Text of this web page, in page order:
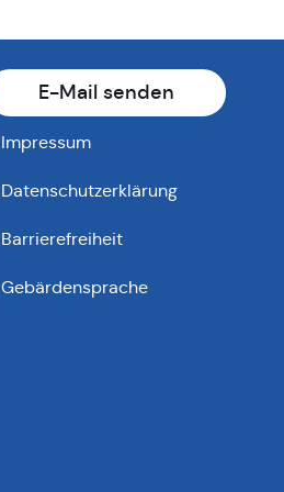
E-Mail senden
Impressum
Datenschutzerklärung
Barrierefreiheit
Gebärdensprache